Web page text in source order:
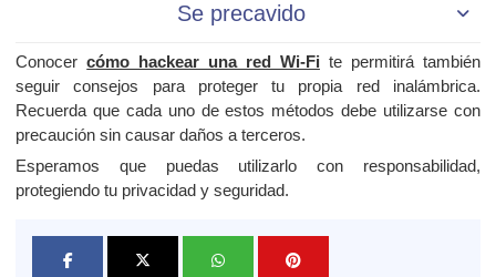
Se precavido
Conocercómo hackear una red Wi-Fi te permitirá también
seguir consejos para proteger tu propia red inalámbrica.
Recuerda que cada uno de estos métodos debe utilizarse con
precaución sin causar daños a terceros.
Esperamos que puedas utilizarlo con responsabilidad,
protegiendo tu privacidad y seguridad.